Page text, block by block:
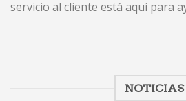
servicio al cliente está aquí para
NOTICIAS